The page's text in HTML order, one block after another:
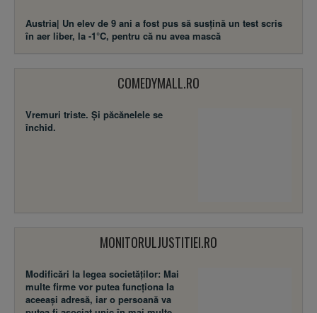
Austria| Un elev de 9 ani a fost pus să susţină un test scris
în aer liber, la -1°C, pentru că nu avea mască
COMEDYMALL.RO
Vremuri triste. Şi păcănelele se
închid.
MONITORULJUSTITIEI.RO
Modificări la legea societăţilor: Mai
multe firme vor putea funcţiona la
aceeaşi adresă, iar o persoană va